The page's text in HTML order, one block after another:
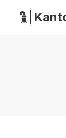
Hauptnavigation